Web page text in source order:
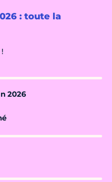
: toute la
2026